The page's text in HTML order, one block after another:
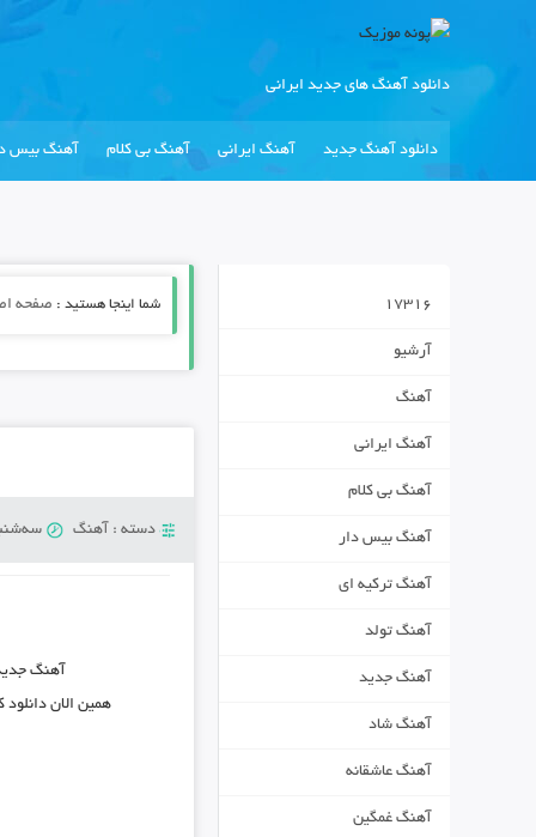
دانلود آهنگ های جدید ایرانی
دانلود آهنگ جدید آهنگ ایرانی آهنگ بی کلام آهنگ بیس
شما اینجا هستید : صفحه
دسته : آهنگ سه‌شنبه 17
آهنگ
همین الان
17316
آرشیو
آهنگ
آهنگ ایرانی
آهنگ بی کلام
آهنگ بیس دار
آهنگ ترکیه ای
آهنگ تولد
آهنگ جدید
آهنگ شاد
آهنگ عاشقانه
آهنگ غمگین